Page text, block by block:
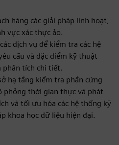
hàng các giải pháp linh hoạt,
vực xác thực ảo.
dịch vụ để kiểm tra các hệ
cầu và đặc điểm kỹ thuật
tích chi tiết.
hạ tầng kiểm tra phần cứng
phỏng thời gian thực và phát
và tối ưu hóa các hệ thống kỹ
khoa học dữ liệu hiện đại.